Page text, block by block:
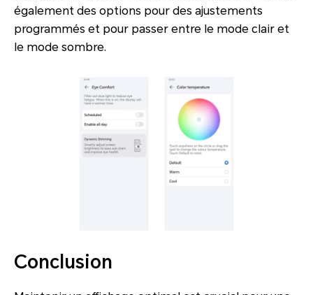
également des options pour des ajustements
programmés et pour passer entre le mode clair et
le mode sombre.
Conclusion